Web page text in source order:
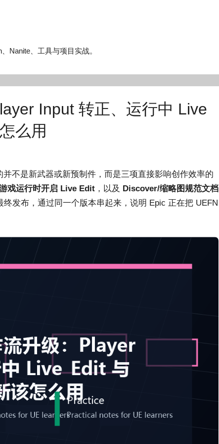
Nanite、工具与项目实战。
Input 转正、运行中 Live
么用
不是新武器或新预制件，而是三项直接影响创作效率的
戏运行时开启 Live Edit ，以及 Discover/缩略图规范文档
发布，通过同一个版本串起来，说明 Epic 正在把 UEFN